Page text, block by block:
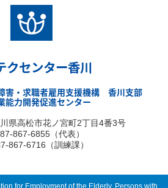
クセンター香川
害・求職者雇用支援機構 香川支部
能力開発促進センター
県高松市花ノ宮町2丁目4番3号
867-6855（代表）
867-6716（訓練課）
for Employment of the Elderly, Persons with